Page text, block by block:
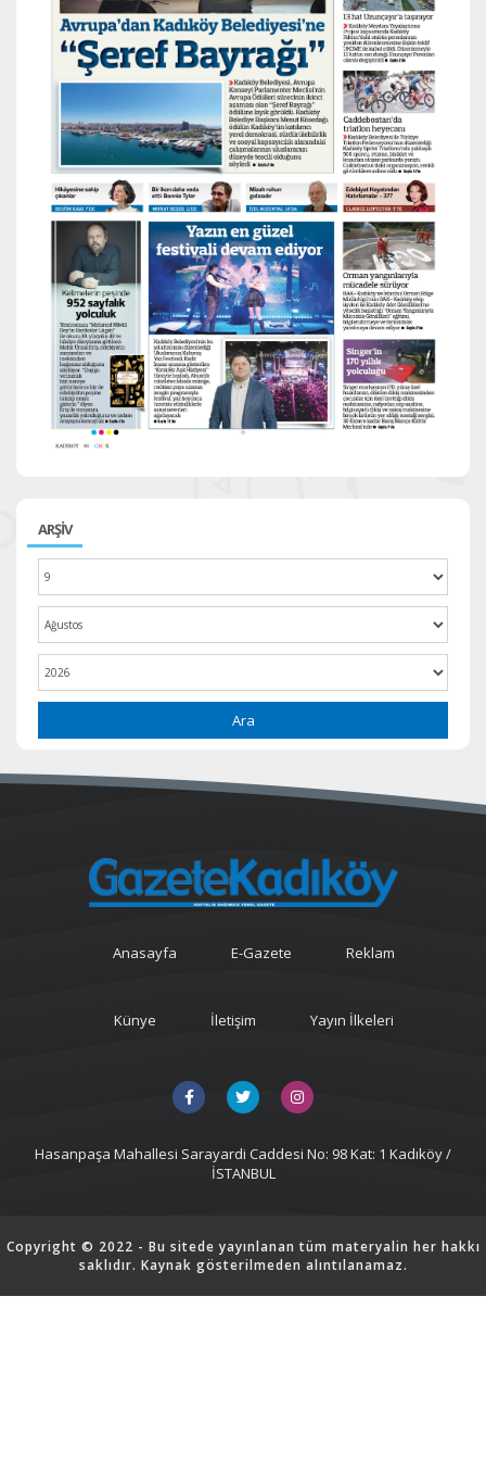
ARŞİV
Ara
Anasayfa E-Gazete Reklam
Künye İletişim Yayın İlkeleri
Hasanpaşa Mahallesi Sarayardi Caddesi No: 98 Kat: 1 Kadıköy /
İSTANBUL
Copyright © 2022 - Bu sitede yayınlanan tüm materyalin her hakkı
saklıdır. Kaynak gösterilmeden alıntılanamaz.